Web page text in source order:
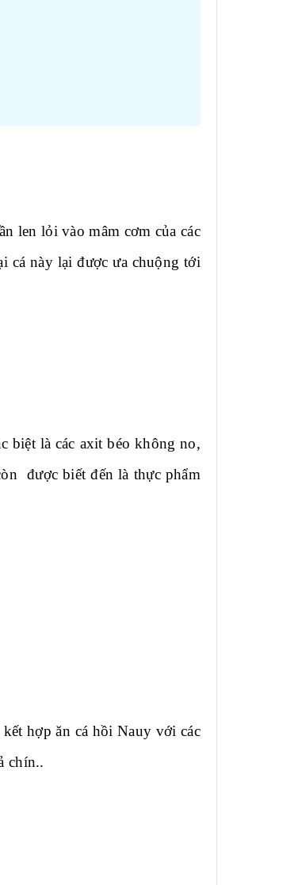
len lỏi vào mâm cơm của các
cá này lại được ưa chuộng tới
biệt là các axit béo không no,
được biết đến là thực phẩm
hợp ăn cá hồi Nauy với các
chín..